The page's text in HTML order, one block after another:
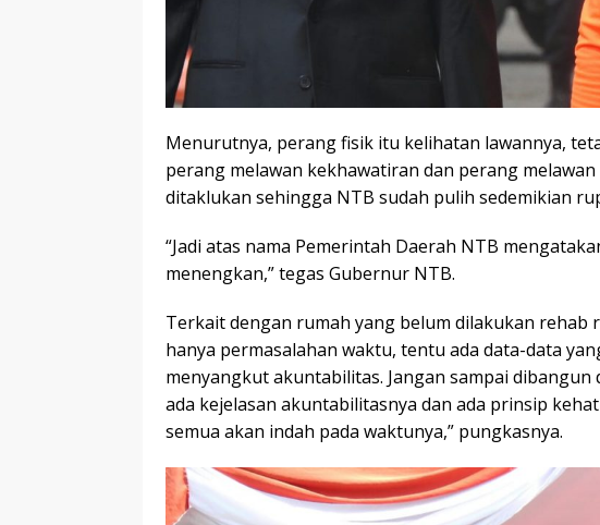
Menurutnya, perang fisik itu kelihatan lawannya,
perang melawan kekhawatiran dan perang
ditaklukan sehingga NTB sudah pulih sedemikian
“Jadi atas nama Pemerintah Daerah NTB
menengkan,” tegas Gubernur NTB.
Terkait dengan rumah yang belum dilakukan
hanya permasalahan waktu, tentu ada data-data
menyangkut akuntabilitas. Jangan sampai
ada kejelasan akuntabilitasnya dan ada prinsip
semua akan indah pada waktunya,” pungkasnya.